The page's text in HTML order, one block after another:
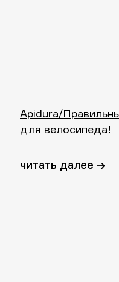
Apidura/
для велосипеда!
читать далее →